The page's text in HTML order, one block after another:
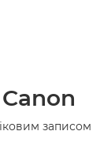
записом